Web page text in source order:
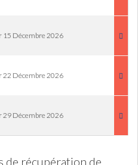
15 Décembre 2026
22 Décembre 2026
29 Décembre 2026
de récupération de